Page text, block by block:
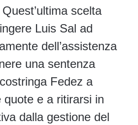
scelta
Luis Sal ad
dell’assistenza
una sentenza
Fedez a
quote e a ritirarsi in
dalla gestione del